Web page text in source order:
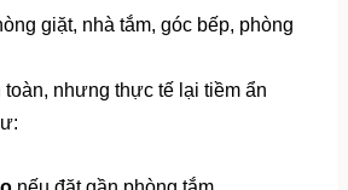
giặt, nhà tắm, góc bếp, phòng
toàn, nhưng thực tế lại tiềm ẩn